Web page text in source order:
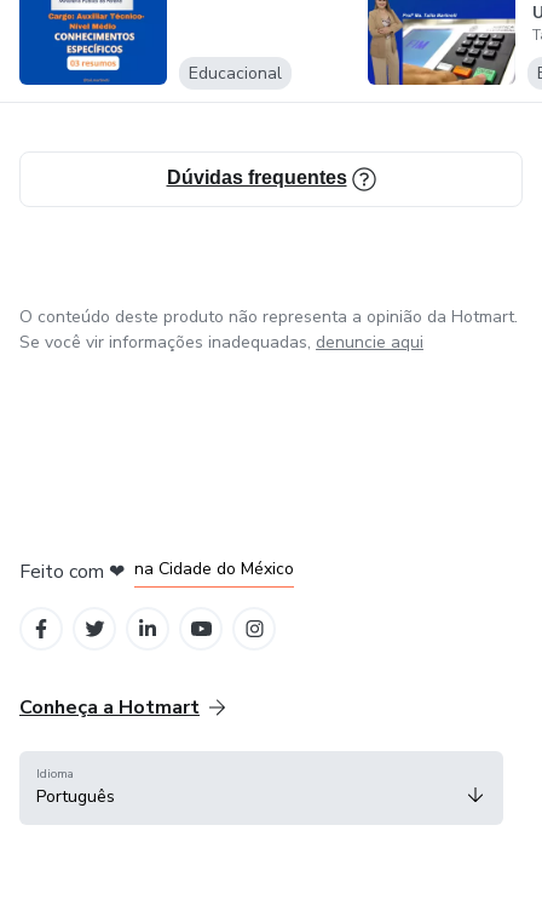
Educacional
Dúvidas frequentes
O conteúdo deste produto não representa a opinião da Hotmart.
Se você vir informações inadequadas, denuncie aqui
Feito com ❤ na Cidade do México
Conheça a Hotmart
Idioma
Português